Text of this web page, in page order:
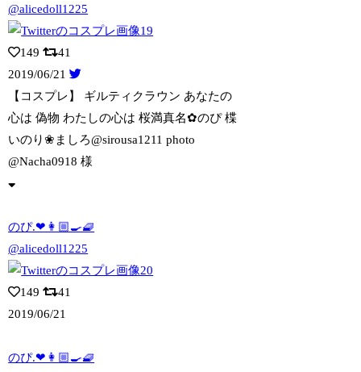
@alicedoll1225
149
41
2019/06/21
【コスプレ】 ギルティクラウン あなたの
心は偽物 わたしの心は 桜満真名✿のぴ 楪
いのり❀ましろ@sirousa1211 photo
@Nacha0918 様
のぴ.❤👩🏼‍🍳🧇
@alicedoll1225
149
41
2019/06/21
のぴ.❤👩🏼‍🍳🧇